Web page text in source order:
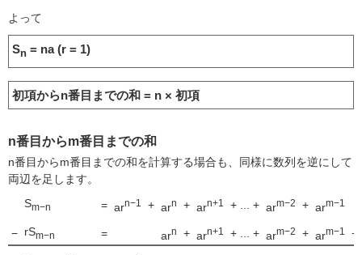
よって
Sn = na (r = 1)
初項からn番目までの和 = n × 初項
n番目からm番目までの和
n番目からm番目までの和を計算する場合も、同様に数列を逆にして
両辺を足します。
Sm−n = arn−1 + arn + arn+1 + ... + arm−2 + arm−1
− rSm−n = arn + arn+1 + ... + arm−2 + arm−1 +